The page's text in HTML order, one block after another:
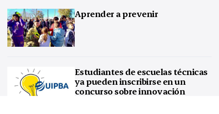
Aprender a prevenir
Estudiantes de escuelas técnicas
ya pueden inscribirse en un
concurso sobre innovación